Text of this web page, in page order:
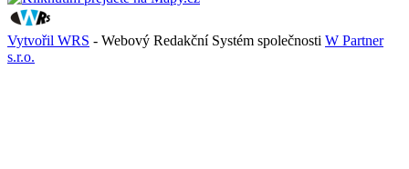
Vytvořil WRS - Webový Redakční Systém společnosti W Partner
s.r.o.